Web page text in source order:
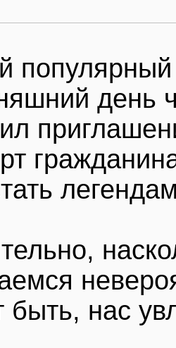
день
быть, нас